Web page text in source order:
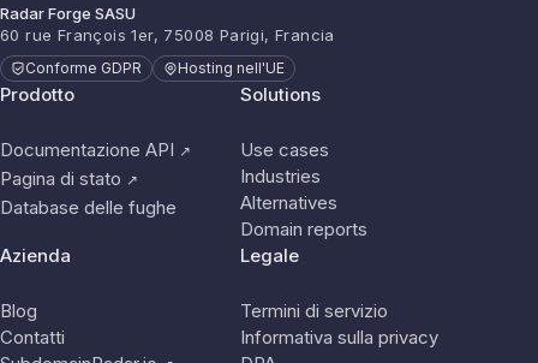
Radar Forge SASU
60 rue François 1er, 75008 Parigi, Francia
Conforme GDPR Hosting nell'UE
Prodotto
Documentazione API ↗
Pagina di stato ↗
Database delle fughe
Solutions
Use cases
Industries
Alternatives
Domain reports
Azienda
Blog
Contatti
Legale
Termini di servizio
Informativa sulla privacy